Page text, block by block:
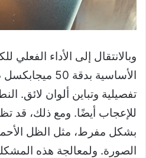
وبالانتقال إلى الأداء الفعلي
الأساسية بدقة
تفصيلية وتباين ألوان لائق.
للإعجاب أيضًا. ومع ذلك، قد
بشكل مفرط، مثل الظل
الصورة. ولمعالجة هذه